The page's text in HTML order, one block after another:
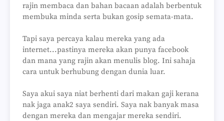
rajin membaca dan bahan bacaan adalah berbentuk
membuka minda serta bukan gosip semata-mata.
Tapi saya percaya kalau mereka yang ada
internet...pastinya mereka akan punya facebook
dan mana yang rajin akan menulis blog. Ini sahaja
cara untuk berhubung dengan dunia luar.
Saya akui saya niat berhenti dari makan gaji kerana
nak jaga anak2 saya sendiri. Saya nak banyak masa
dengan mereka dan mengajar mereka sendiri.